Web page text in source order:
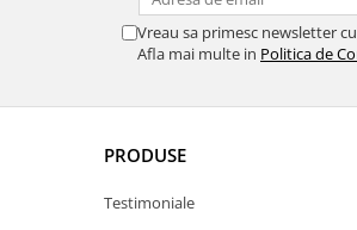
Vreau sa primesc newsletter
Afla mai multe in Politica de
PRODUSE
Testimoniale